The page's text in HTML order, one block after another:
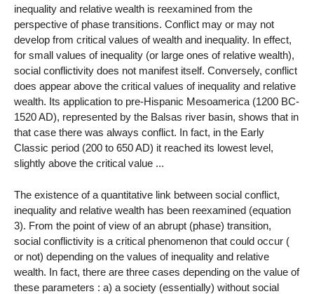
inequality and relative wealth is reexamined from the
perspective of phase transitions. Conflict may or may not
develop from critical values of wealth and inequality. In effect,
for small values of inequality (or large ones of relative wealth),
social conflictivity does not manifest itself. Conversely, conflict
does appear above the critical values of inequality and relative
wealth. Its application to pre-Hispanic Mesoamerica (1200 BC-
1520 AD), represented by the Balsas river basin, shows that in
that case there was always conflict. In fact, in the Early
Classic period (200 to 650 AD) it reached its lowest level,
slightly above the critical value ...
The existence of a quantitative link between social conflict,
inequality and relative wealth has been reexamined (equation
3). From the point of view of an abrupt (phase) transition,
social conflictivity is a critical phenomenon that could occur (
or not) depending on the values of inequality and relative
wealth. In fact, there are three cases depending on the value of
these parameters : a) a society (essentially) without social